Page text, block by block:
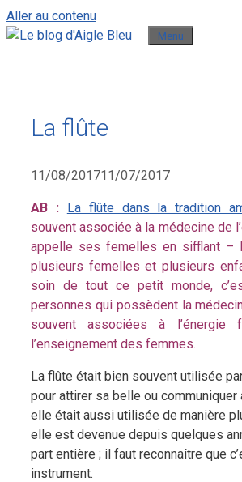
Aller au contenu
Menu
La flûte
11/08/201711/07/2017
AB : La flûte dans la tradition
souvent associée à la médecine de
appelle ses femelles en sifflant –
plusieurs femelles et plusieurs
soin de tout ce petit monde,
personnes qui possèdent la
souvent associées à l’énergie
l’enseignement des femmes.
La flûte était bien souvent utilisée
pour attirer sa belle ou communiquer
elle était aussi utilisée de manière
elle est devenue depuis quelques
part entière ; il faut reconnaître que
instrument.